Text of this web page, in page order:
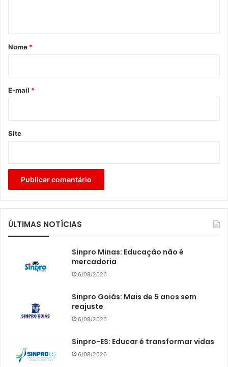
r
*
Nome *
E-mail *
Site
ÚLTIMAS NOTÍCIAS
Sinpro Minas: Educação não é
mercadoria
6/08/2026
Sinpro Goiás: Mais de 5 anos sem
reajuste
6/08/2026
Sinpro-ES: Educar é transformar vidas
6/08/2026